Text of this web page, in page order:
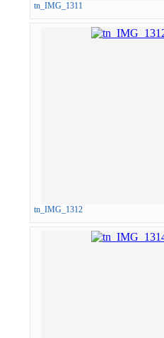
tn_IMG_1311
tn_IMG_1312